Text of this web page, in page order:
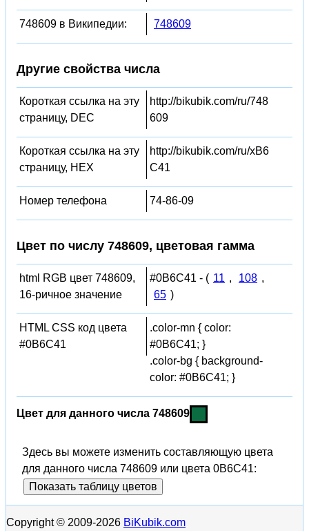
748609 в Википедии: 748609
Другие свойства числа
Короткая ссылка на эту
страницу, DEC
http://bikubik.com/ru/748
609
Короткая ссылка на эту
страницу, HEX
http://bikubik.com/ru/xB6
C41
Номер телефона 74-86-09
Цвет по числу 748609, цветовая гамма
html RGB цвет 748609,
16-ричное значение
#0B6C41 - ( 11 , 108 ,
65 )
HTML CSS код цвета
#0B6C41
.color-mn { color:
#0B6C41; }
.color-bg { background-
color: #0B6C41; }
Цвет для данного числа 748609
Здесь вы можете изменить составляющую цвета
для данного числа 748609 или цвета 0B6C41:
Показать таблицу цветов
Copyright © 2009-2026 BiKubik.com